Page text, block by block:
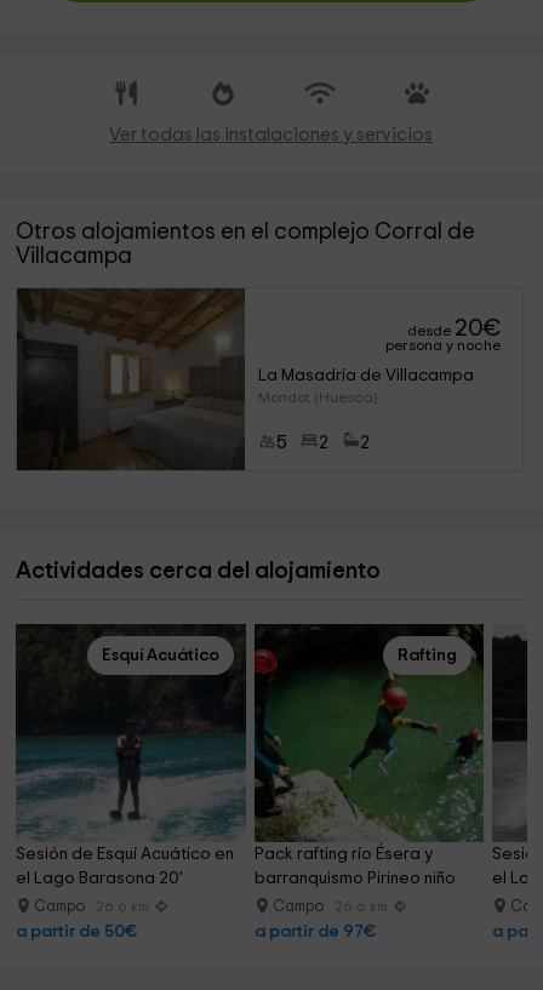
Ver todas las instalaciones y servicios
Otros alojamientos en el complejo Corral de
Villacampa
desde 20€
persona y noche
La Masadría de Villacampa
Mondot (Huesca)
5 2 2
Actividades cerca del alojamiento
Esquí Acuático
Sesión de Esquí Acuático en
el Lago Barasona 20'
Campo 26.6 km
a partir de 50€
Rafting
Pack rafting río Ésera y
barranquismo Pirineo niño
Campo 26.6 km
a partir de 97€
el
a